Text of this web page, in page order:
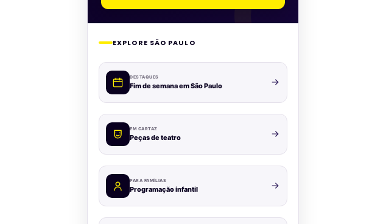
EXPLORE SÃO PAULO
DESTAQUES
Fim de semana em São Paulo
EM CARTAZ
Peças de teatro
PARA FAMÍLIAS
Programação infantil